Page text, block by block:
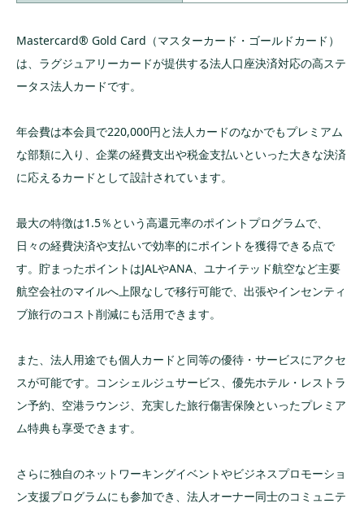
Mastercard® Gold Card（マスターカード・ゴールドカード）
は、ラグジュアリーカードが提供する法人口座決済対応の高ステ
ータス法人カードです。
年会費は本会員で220,000円と法人カードのなかでもプレミアム
な部類に入り、企業の経費支出や税金支払いといった大きな決済
に応えるカードとして設計されています。
最大の特徴は1.5％という高還元率のポイントプログラムで、
日々の経費決済や支払いで効率的にポイントを獲得できる点で
す。貯まったポイントはJALやANA、ユナイテッド航空など主要
航空会社のマイルへ上限なしで移行可能で、出張やインセンティ
ブ旅行のコスト削減にも活用できます。
また、法人用途でも個人カードと同等の優待・サービスにアクセ
スが可能です。コンシェルジュサービス、優先ホテル・レストラ
ン予約、空港ラウンジ、充実した旅行傷害保険といったプレミア
ム特典も享受できます。
さらに独自のネットワーキングイベントやビジネスプロモーショ
ン支援プログラムにも参加でき、法人オーナー同士のコミュニテ